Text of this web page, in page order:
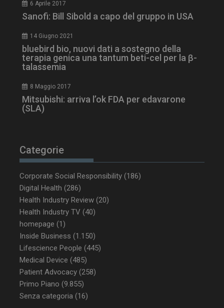
6 Aprile 2017
Sanofi: Bill Sibold a capo del gruppo in USA
14 Giugno 2021
bluebird bio, nuovi dati a sostegno della
terapia genica una tantum beti-cel per la β-
talassemia
8 Maggio 2017
Mitsubishi: arriva l’ok FDA per edavarone
(SLA)
Categorie
Corporate Social Responsibility (186)
Digital Health (286)
Health Industry Review (20)
Health Industry TV (40)
homepage (1)
Inside Business (1.150)
Lifescience People (445)
Medical Device (485)
Patient Advocacy (258)
Primo Piano (9.855)
Senza categoria (16)
tracking-sites-
ironfish-tracking-
enable
CookieScriptConsent
CookieScript
5 mesi 3
__Secure-ROLLOUT_TOKEN